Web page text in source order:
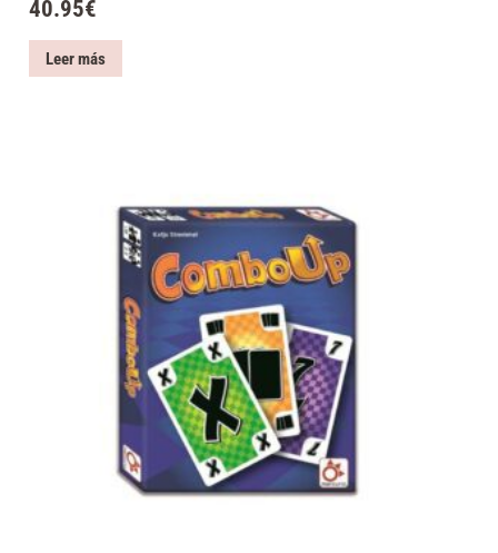
40.95€
Leer más